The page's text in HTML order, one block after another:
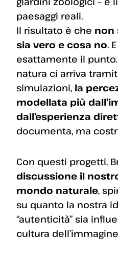
paesaggi reali.
Il risultato è che non
sia vero e cosa no.
esattamente il punto.
natura ci arriva
simulazioni, la
modellata più
dall’esperienza
documenta, ma
Con questi progetti,
discussione il
mondo naturale,
su quanto la nostra
“autenticità” sia
cultura